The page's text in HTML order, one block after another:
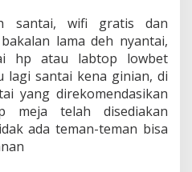
santai, wifi gratis dan
lama deh nyantai,
hp atau labtop lowbet
lagi santai kena ginian, di
yang direkomendasikan
meja telah disediakan
ada teman-teman bisa